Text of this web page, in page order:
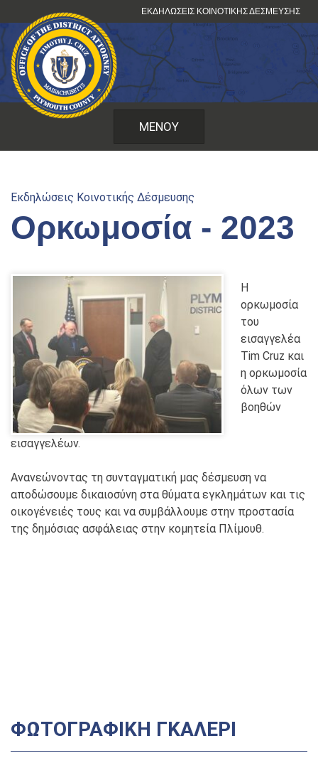
στο
περιεχόμενο
ΕΚΔΗΛΏΣΕΙΣ ΚΟΙΝΟΤΙΚΉΣ ΔΈΣΜΕΥΣΗΣ
ΜΕΝΟΎ
Εκδηλώσεις Κοινοτικής Δέσμευσης
Ορκωμοσία - 2023
Η
ορκωμοσία
του
εισαγγελέα
Tim Cruz και
η ορκωμοσία
όλων των
βοηθών
εισαγγελέων.
Ανανεώνοντας τη συνταγματική μας δέσμευση να
αποδώσουμε δικαιοσύνη στα θύματα εγκλημάτων και τις
οικογένειές τους και να συμβάλλουμε στην προστασία
της δημόσιας ασφάλειας στην κομητεία Πλίμουθ.
ΦΩΤΟΓΡΑΦΙΚΉ ΓΚΑΛΕΡΊ